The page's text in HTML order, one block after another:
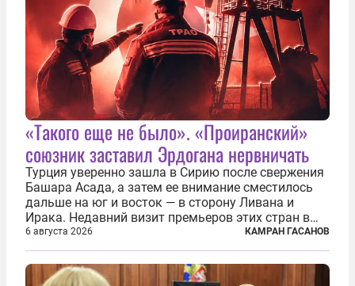
«Такого еще не было». «Проиранский»
союзник заставил Эрдогана нервничать
Турция уверенно зашла в Сирию после свержения
Башара Асада, а затем ее внимание сместилось
дальше на юг и восток — в сторону Ливана и
Ирака. Недавний визит премьеров этих стран в
Анкару, договоры об участии турецкой компании
TPAO в разработке нефти иракского Киркука и
«Дороги развития» подтверждают...
6 августа 2026 КАМРАН ГАСАНОВ